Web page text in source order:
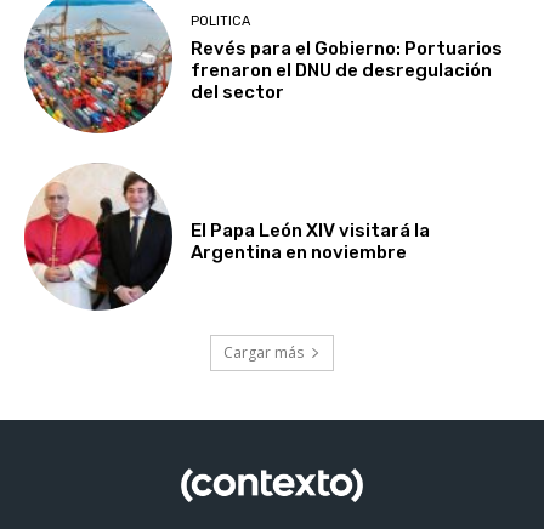
POLITICA
Revés para el Gobierno: Portuarios
frenaron el DNU de desregulación
del sector
El Papa León XIV visitará la
Argentina en noviembre
Cargar más